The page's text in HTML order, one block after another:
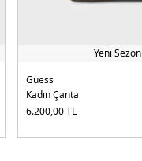
Yeni Sezon
Guess
Kadın Çanta
6.200,00TL